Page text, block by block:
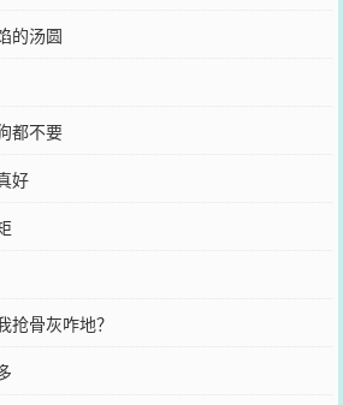
的汤圆
都不要
好
抢骨灰咋地？